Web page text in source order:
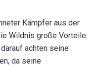
Kämpfer aus der
Wildnis große Vorteile
achten seine
da seine